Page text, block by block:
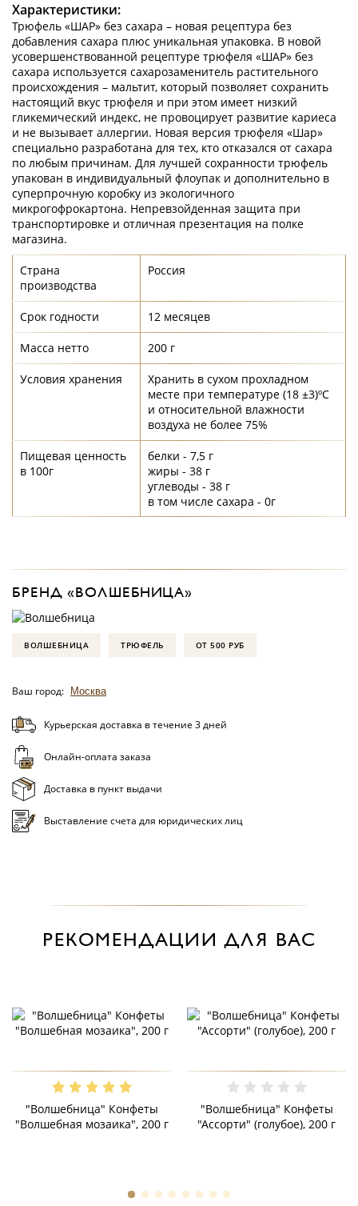
Характеристики:
Трюфель «ШАР» без сахара – новая рецептура без
добавления сахара плюс уникальная упаковка. В новой
усовершенствованной рецептуре трюфеля «ШАР» без
сахара используется сахарозаменитель растительного
происхождения – мальтит, который позволяет сохранить
настоящий вкус трюфеля и при этом имеет низкий
гликемический индекс, не провоцирует развитие кариеса
и не вызывает аллергии. Новая версия трюфеля «Шар»
специально разработана для тех, кто отказался от сахара
по любым причинам. Для лучшей сохранности трюфель
упакован в индивидуальный флоупак и дополнительно в
суперпрочную коробку из экологичного
микрогофрокартона. Непревзойденная защита при
транспортировке и отличная презентация на полке
магазина.
Страна
производства
Россия
Срок годности 12 месяцев
Масса нетто 200 г
Условия хранения
Хранить в сухом прохладном
месте при температуре (18 ±3)ºС
и относительной влажности
воздуха не более 75%
Пищевая ценность
в 100г
белки - 7,5 г
жиры - 38 г
углеводы - 38 г
в том числе сахара - 0г
БРЕНД «ВОЛШЕБНИЦА»
ВОЛШЕБНИЦА ТРЮФЕЛЬ ОТ 500 РУБ
Ваш город: Москва
Курьерская доставка в течение 3 дней
Онлайн-оплата заказа
Доставка в пункт выдачи
Выставление счета для юридических лиц
РЕКОМЕНДАЦИИ ДЛЯ ВАС
"Волшебница" Конфеты
"Волшебная мозаика", 200 г
"Волшебница" Конфеты
"Ассорти" (голубое), 200 г